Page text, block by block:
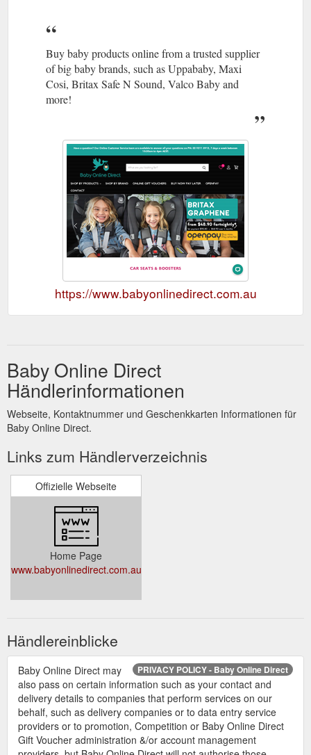
Buy baby products online from a trusted supplier
of big baby brands, such as Uppababy, Maxi
Cosi, Britax Safe N Sound, Valco Baby and
more!
https://www.babyonlinedirect.com.au
Baby Online Direct
Händlerinformationen
Webseite, Kontaktnummer und Geschenkkarten Informationen für
Baby Online Direct.
Links zum Händlerverzeichnis
Offizielle Webseite
Home Page
www.babyonlinedirect.com.au
Händlereinblicke
PRIVACY POLICY - Baby Online Direct
Baby Online Direct may
also pass on certain information such as your contact and
delivery details to companies that perform services on our
behalf, such as delivery companies or to data entry service
providers or to promotion, Competition or Baby Online Direct
Gift Voucher administration &/or account management